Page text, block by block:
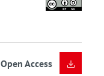
Open Access